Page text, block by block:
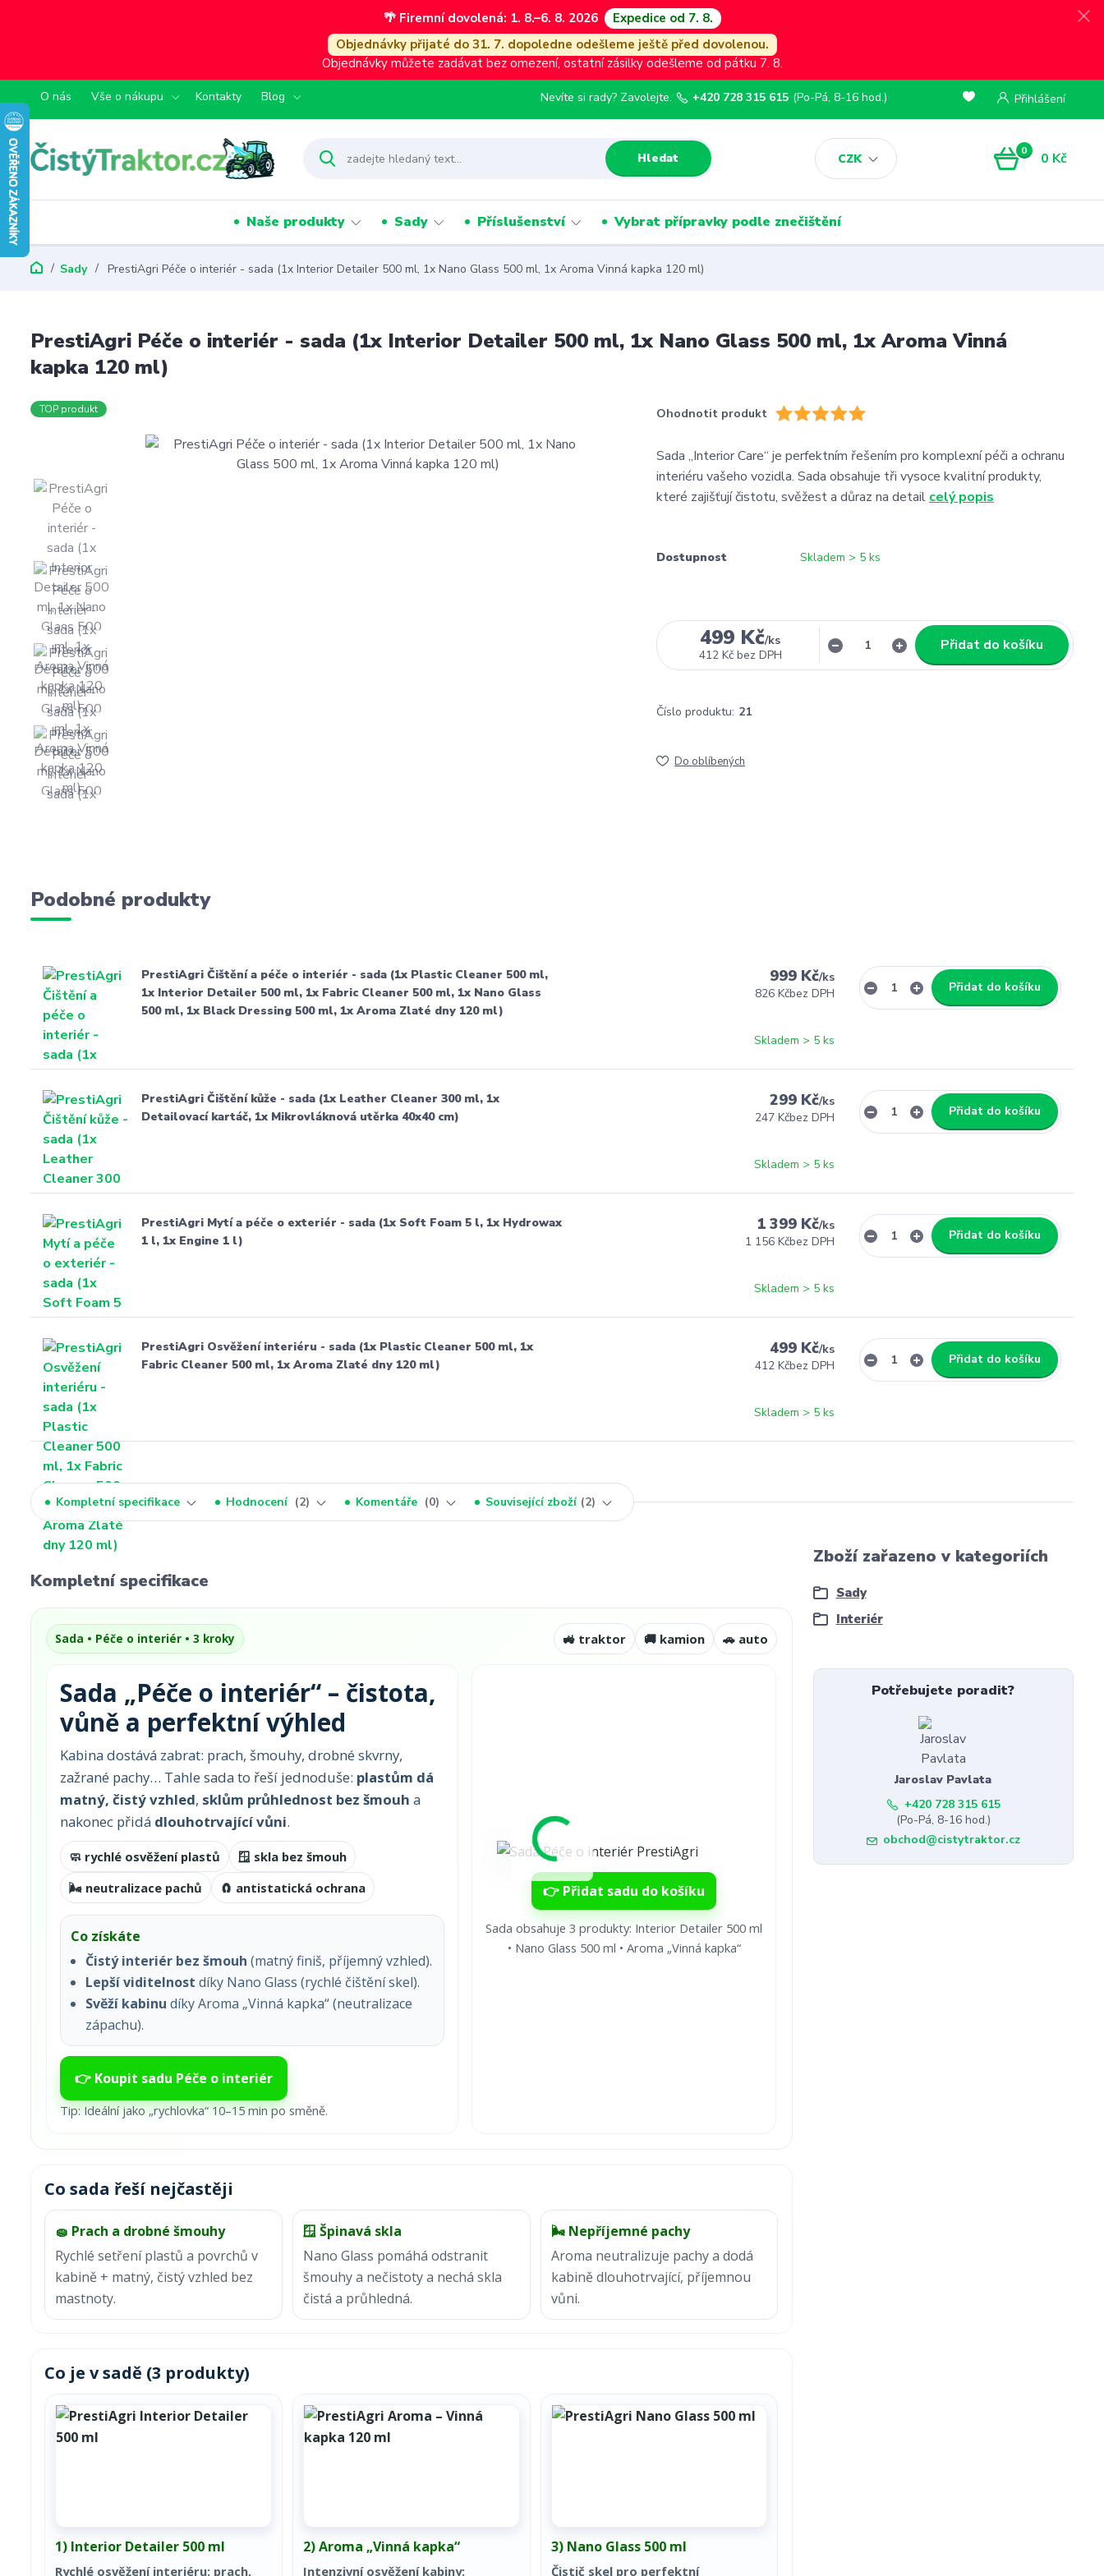
🌴 Firemní dovolená: 1. 8.–6. 8. 2026
Expedice od 7. 8.
Objednávky přijaté do 31. 7. dopoledne odešleme ještě před dovolenou.
Objednávky můžete zadávat bez omezení, ostatní zásilky odešleme od pátku 7. 8.
O nás Vše o nákupu Kontakty Blog
CZK
Přihlášení
Hledat
Nevíte si rady? Zavolejte. +420 728 315 615 (Po-Pá, 8-16 hod.)
0 0 Kč
Naše produkty Sady Příslušenství Vybrat přípravky podle znečištění
Sady PrestiAgri Péče o interiér - sada (1x Interior Detailer 500 ml, 1x Nano Glass 500 ml, 1x Aroma Vinná kapka 120 ml)
PrestiAgri Péče o interiér - sada (1x Interior Detailer 500 ml, 1x Nano Glass 500 ml, 1x Aroma Vinná
kapka 120 ml)
TOP produkt Ohodnotit produkt
Sada „Interior Care“ je perfektním řešením pro komplexní péči a ochranu
interiéru vašeho vozidla. Sada obsahuje tři vysoce kvalitní produkty,
které zajišťují čistotu, svěžest a důraz na detail celý popis
Dostupnost Skladem > 5 ks
499 Kč/ks
412 Kč bez DPH
Přidat do košíku
Číslo produktu: 21
Do oblíbených
Podobné produkty
PrestiAgri Čištění a péče o interiér - sada (1x Plastic Cleaner 500 ml,
1x Interior Detailer 500 ml, 1x Fabric Cleaner 500 ml, 1x Nano Glass
500 ml, 1x Black Dressing 500 ml, 1x Aroma Zlaté dny 120 ml)
999 Kč/ks
826 Kčbez DPH
Skladem > 5 ks
Přidat do košíku
PrestiAgri Čištění kůže - sada (1x Leather Cleaner 300 ml, 1x
Detailovací kartáč, 1x Mikrovláknová utěrka 40x40 cm)
299 Kč/ks
247 Kčbez DPH
Skladem > 5 ks
Přidat do košíku
PrestiAgri Mytí a péče o exteriér - sada (1x Soft Foam 5 l, 1x Hydrowax
1 l, 1x Engine 1 l)
1 399 Kč/ks
1 156 Kčbez DPH
Skladem > 5 ks
Přidat do košíku
PrestiAgri Osvěžení interiéru - sada (1x Plastic Cleaner 500 ml, 1x
Fabric Cleaner 500 ml, 1x Aroma Zlaté dny 120 ml)
499 Kč/ks
412 Kčbez DPH
Skladem > 5 ks
Přidat do košíku
Kompletní specifikace Hodnocení 2 Komentáře 0 Související zboží 2
Kompletní specifikace
Sada • Péče o interiér • 3 kroky 🚜 traktor 🚚 kamion 🚗 auto
Sada „Péče o interiér“ – čistota,
vůně a perfektní výhled
Kabina dostává zabrat: prach, šmouhy, drobné skvrny,
zažrané pachy… Tahle sada to řeší jednoduše: plastům dá
matný, čistý vzhled, sklům průhlednost bez šmouh a
nakonec přidá dlouhotrvající vůni.
🧼 rychlé osvěžení plastů
🪟 skla bez šmouh
🌬️ neutralizace pachů
🧲 antistatická ochrana
Co získáte
Čistý interiér bez šmouh (matný finiš, příjemný vzhled).
Lepší viditelnost díky Nano Glass (rychlé čištění skel).
Svěží kabinu díky Aroma „Vinná kapka“ (neutralizace
zápachu).
👉 Koupit sadu Péče o interiér
Tip: Ideální jako „rychlovka“ 10–15 min po směně.
👉 Přidat sadu do košíku
Sada obsahuje 3 produkty: Interior Detailer 500 ml
• Nano Glass 500 ml • Aroma „Vinná kapka“
Co sada řeší nejčastěji
🧽 Prach a drobné šmouhy
Rychlé setření plastů a povrchů v
kabině + matný, čistý vzhled bez
mastnoty.
🪟 Špinavá skla
Nano Glass pomáhá odstranit
šmouhy a nečistoty a nechá skla
čistá a průhledná.
🌬️ Nepříjemné pachy
Aroma neutralizuje pachy a dodá
kabině dlouhotrvající, příjemnou
vůni.
Co je v sadě (3 produkty)
1) Interior Detailer 500 ml
Rychlé osvěžení interiéru: prach,
2) Aroma „Vinná kapka“
Intenzivní osvěžení kabiny:
3) Nano Glass 500 ml
Čistič skel pro perfektní
Zboží zařazeno v kategoriích
Sady
Interiér
Potřebujete poradit?
Jaroslav Pavlata
+420 728 315 615
(Po-Pá, 8-16 hod.)
obchod@cistytraktor.cz